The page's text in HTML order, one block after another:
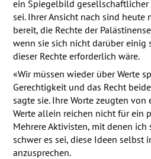
ein Spiegelbild gesellschaftlicher
sei. Ihrer Ansicht nach sind heute
bereit, die Rechte der
wenn sie sich nicht darüber einig
dieser Rechte erforderlich wäre.
«Wir müssen wieder über Werte
Gerechtigkeit und das Recht
sagte sie. Ihre Worte zeugten von
Werte allein reichen nicht für ein
Mehrere Aktivisten, mit denen ich
schwer es sei, diese Ideen selbst
anzusprechen.